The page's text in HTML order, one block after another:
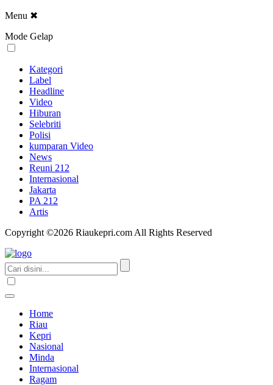
Menu ✖
Mode Gelap
Kategori
Label
Headline
Video
Hiburan
Selebriti
Polisi
kumparan Video
News
Reuni 212
Internasional
Jakarta
PA 212
Artis
Copyright ©2026 Riaukepri.com All Rights Reserved
Home
Riau
Kepri
Nasional
Minda
Internasional
Ragam